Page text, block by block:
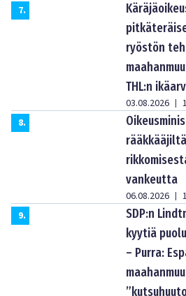
7.
ryöstön
THL:n
03.08.2026 |
8.
vankeutta
06.08.2026 |
9.
SDP:n
kyytiä
– Purra: